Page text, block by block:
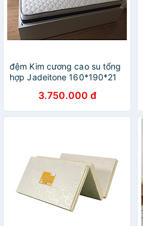
đệm Kim cương cao su tổng
hợp Jadeitone 160*190*21
3.750.000 đ